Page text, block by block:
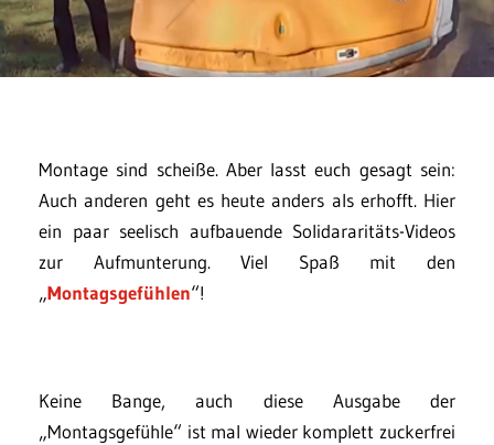
Montage sind scheiße. Aber lasst euch gesagt sein:
Auch anderen geht es heute anders als erhofft. Hier
ein paar seelisch aufbauende Solidararitäts-Videos
zur Aufmunterung. Viel Spaß mit den
„Montagsgefühlen“!
Keine Bange, auch diese Ausgabe der
„Montagsgefühle“ ist mal wieder komplett zuckerfrei